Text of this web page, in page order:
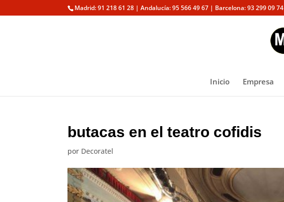
Madrid: 91 218 61 28 | Andalucía: 95 566 49 67 | Barcelona: 93 299 09 74
Inicio Empresa
butacas en el teatro cofidis
por Decoratel